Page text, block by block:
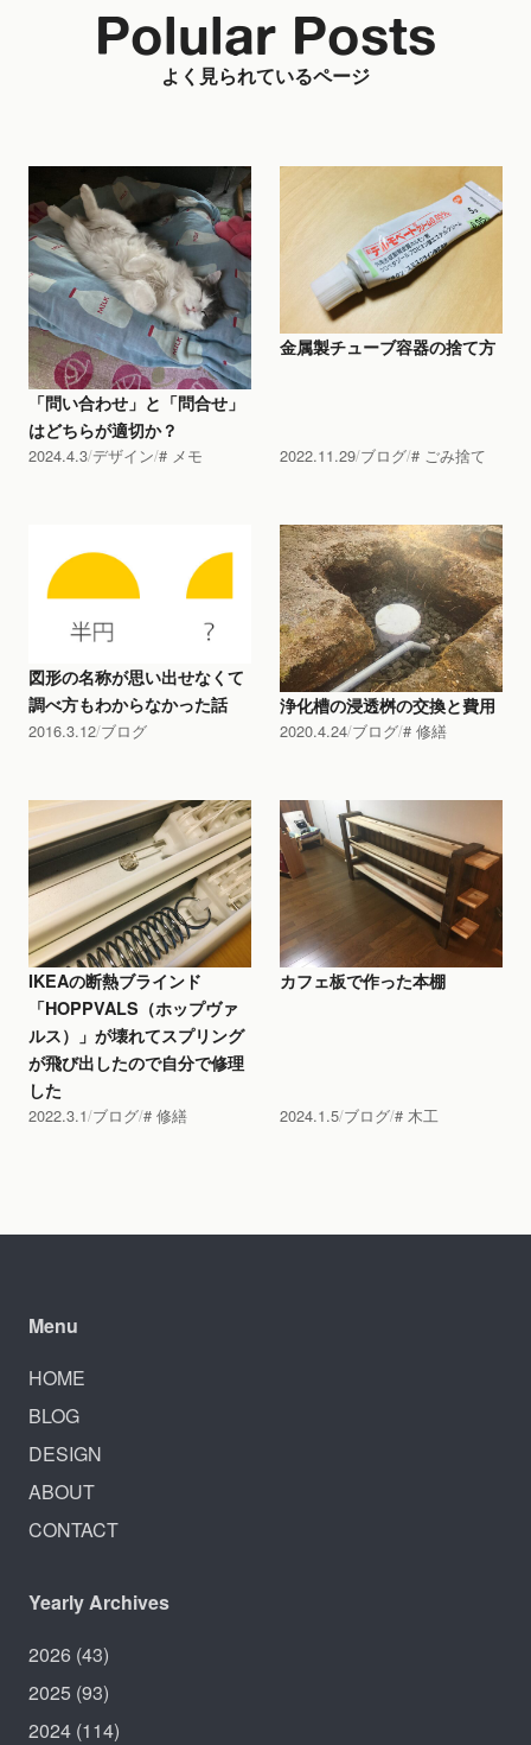
よく見られているページ
Polular Posts
「問い合わせ」と「問合せ」
はどちらが適切か？
2024.4.3 デザイン メモ
金属製チューブ容器の捨て方
2022.11.29 ブログ ごみ捨て
図形の名称が思い出せなくて
調べ方もわからなかった話
2016.3.12 ブログ
浄化槽の浸透桝の交換と費用
2020.4.24 ブログ 修繕
IKEAの断熱ブラインド
「HOPPVALS（ホップヴァ
ルス）」が壊れてスプリング
が飛び出したので自分で修理
した
2022.3.1 ブログ 修繕
カフェ板で作った本棚
2024.1.5 ブログ 木工
Menu
HOME
BLOG
DESIGN
ABOUT
CONTACT
Yearly Archives
2026 (43)
2025 (93)
2024 (114)